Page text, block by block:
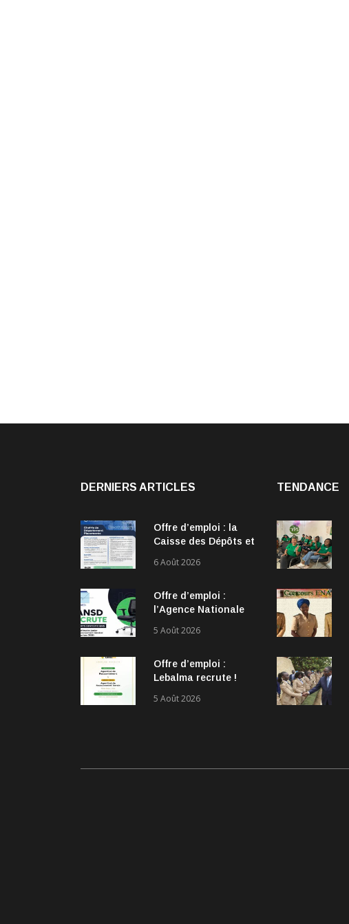
DERNIERS ARTICLES
Offre d’emploi : la
Caisse des Dépôts et
recrute !
6 Août 2026
Offre d’emploi :
l’Agence Nationale
de la Démographie
5 Août 2026
Offre d’emploi :
Lebalma recrute !
5 Août 2026
TENDANCE